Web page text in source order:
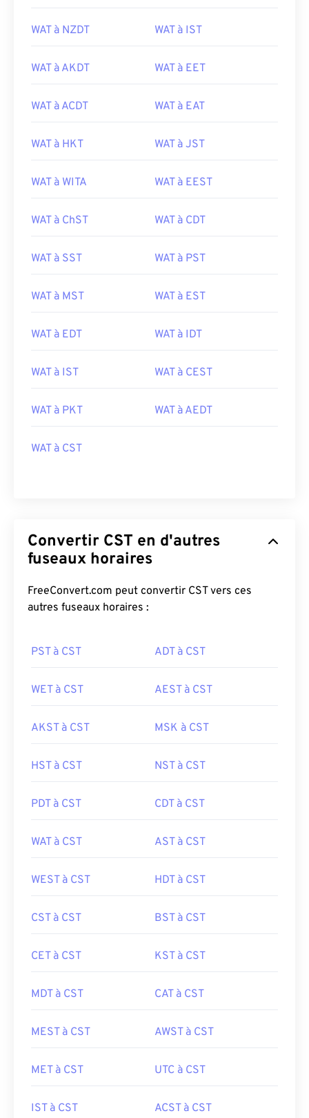
WAT à NZDT WAT à IST
WAT à AKDT WAT à EET
WAT à ACDT WAT à EAT
WAT à HKT WAT à JST
WAT à WITA WAT à EEST
WAT à ChST WAT à CDT
WAT à SST WAT à PST
WAT à MST WAT à EST
WAT à EDT WAT à IDT
WAT à IST WAT à CEST
WAT à PKT WAT à AEDT
WAT à CST
Convertir CST en d'autres
fuseaux horaires
FreeConvert.com peut convertir CST vers ces
autres fuseaux horaires :
PST à CST ADT à CST
WET à CST AEST à CST
AKST à CST MSK à CST
HST à CST NST à CST
PDT à CST CDT à CST
WAT à CST AST à CST
WEST à CST HDT à CST
CST à CST BST à CST
CET à CST KST à CST
MDT à CST CAT à CST
MEST à CST AWST à CST
MET à CST UTC à CST
IST à CST ACST à CST